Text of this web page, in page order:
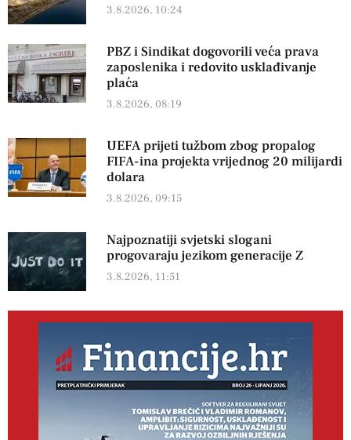
3.8.2026, 10:24
PBZ i Sindikat dogovorili veća prava
zaposlenika i redovito usklađivanje
plaća
3.8.2026, 08:19
UEFA prijeti tužbom zbog propalog
FIFA-ina projekta vrijednog 20 milijardi
dolara
3.8.2026, 09:15
Najpoznatiji svjetski slogani
progovaraju jezikom generacije Z
3.8.2026, 11:51